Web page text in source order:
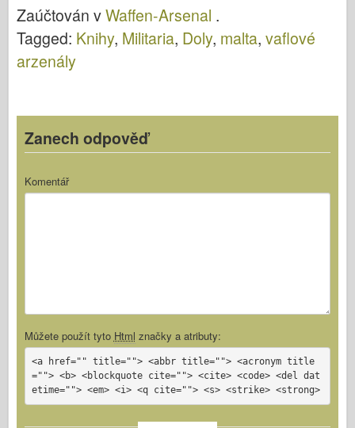
Arsenal 021
Zaúčtován vWaffen-Arsenal .
Tagged: Knihy, Militaria, Doly, malta, vaflové
arzenály
Zanech odpověď
Komentář
Můžete použít tyto Html značky a atributy:
<a href="" title=""> <abbr title=""> <acronym title
=""> <b> <blockquote cite=""> <cite> <code> <del dat
etime=""> <em> <i> <q cite=""> <s> <strike> <strong>